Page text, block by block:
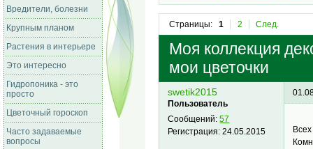
Вредители, болезни
Крупным планом
Растения в интерьере
Это интересно
Гидропоника - это
просто
Цветочный гороскоп
Часто задаваемые
вопросы
Страницы: 1 2 След.
Моя коллекция
мои цветочки
swetik2015
Пользователь
Сообщений:57
Регистрация:24.05.2015